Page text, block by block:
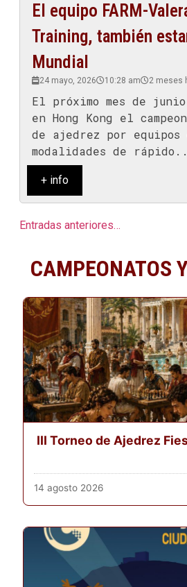
El equipo FARM-
Training, también
Mundial
24 mayo, 2026 10:28 am 2 meses
El próximo mes de
en Hong Kong el
de ajedrez por equipos
modalidades de
+ info
Entradas anteriores…
CAMPEONATOS
III Torneo de Ajedrez
14 agosto 2026